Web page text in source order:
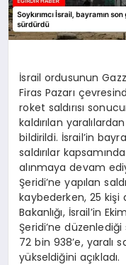
İsrail ordusunun
Firas Pazarı
roket saldırısı
kaldırılan
bildirildi. İsrail’in
saldırılar
alınmaya devam
Şeridi’ne yapılan
kaybederken, 25 kişi
Bakanlığı, İsrail’in
Şeridi’ne düzenlediği
72 bin 938’e, yaralı
yükseldiğini açıkladı.